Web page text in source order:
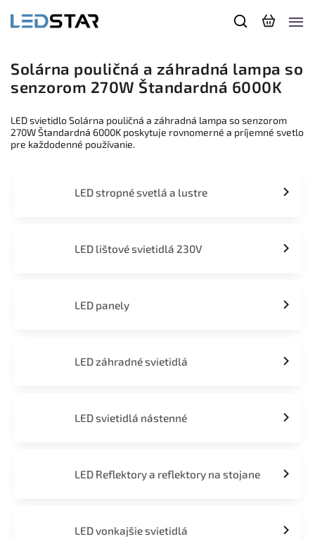
Solárna pouličná a záhradná lampa so
senzorom 270W Štandardná 6000K
LED svietidlo Solárna pouličná a záhradná lampa so senzorom
270W Štandardná 6000K poskytuje rovnomerné a príjemné svetlo
pre každodenné používanie.
LED stropné svetlá a lustre
LED lištové svietidlá 230V
LED panely
LED záhradné svietidlá
LED svietidlá nástenné
LED Reflektory a reflektory na stojane
LED vonkajšie svietidlá